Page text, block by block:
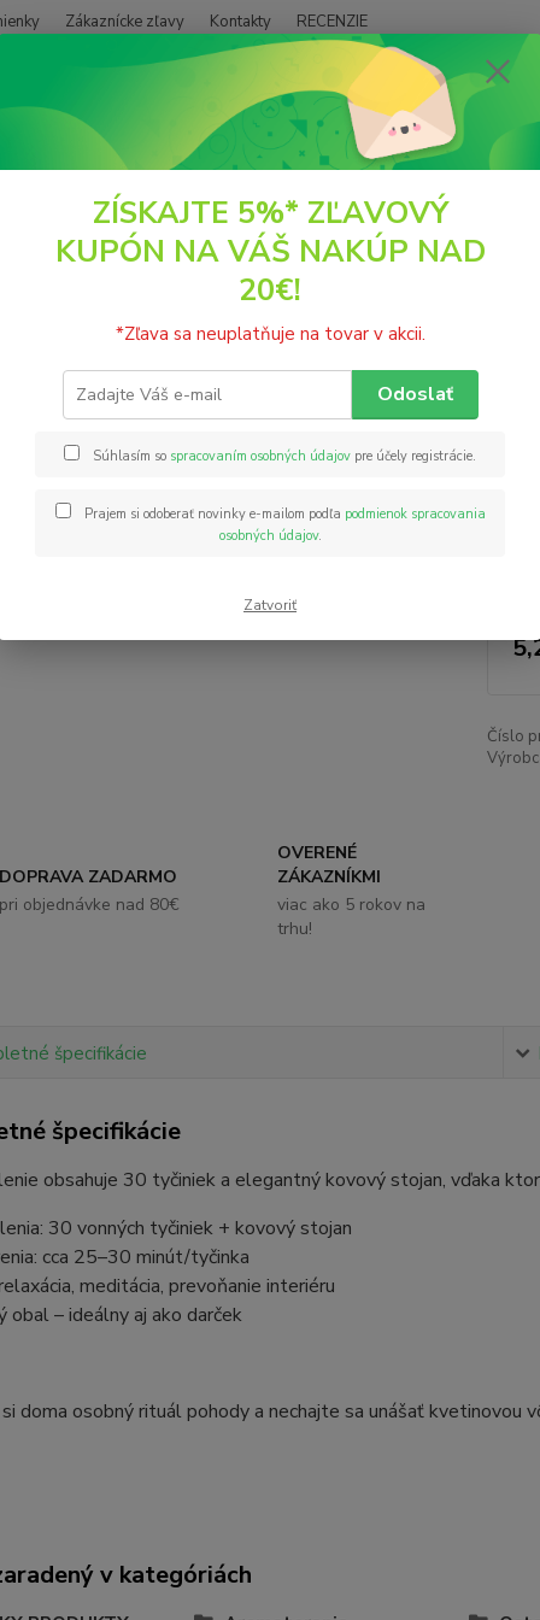
Zákaznícke zľavy Kontakty RECENZIE
Hľadať
(PO
DROGÉRIA A KOZMETIKA Aromaterapia Secret garden vonné
garden vonné tyčinky +
Číslo
DOPRAVA ZADARMO
pri objednávke nad 80€
OVERENÉ
ZÁKAZNÍKMI
viac ako 5 rokov na
trhu!
špecifikácie
špecifikácie
obsahuje 30 tyčiniek a elegantný kovový stojan, vďaka
30 vonných tyčiniek + kovový stojan
cca 25–30 minút/tyčinka
meditácia, prevoňanie interiéru
obal – ideálny aj ako darček
doma osobný rituál pohody a nechajte sa unášať kvetinovou
v kategóriách
ZÍSKAJTE 5%* ZĽAVOVÝ
KUPÓN NA VÁŠ NAKÚP NAD
20€!
*Zľava sa neuplatňuje na tovar v akcii.
Odoslať
Súhlasím so spracovaním osobných údajov pre účely registrácie.
Prajem si odoberať novinky e-mailom podľa podmienok spracovania
osobných údajov.
Zatvoriť